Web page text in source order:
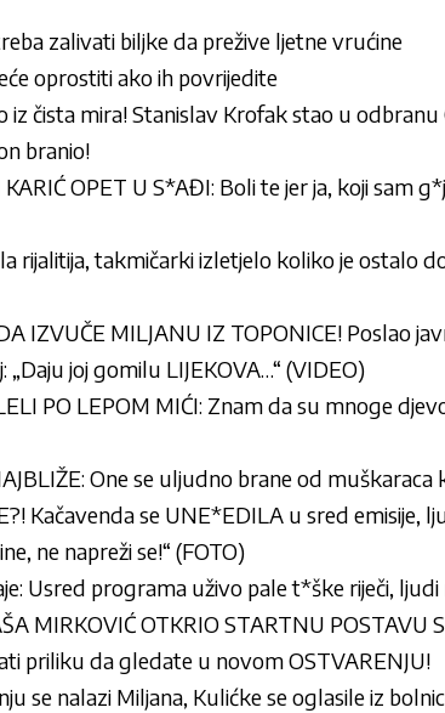
zalivati biljke da prežive ljetne vrućine
oprostiti ako ih povrijedite
iz čista mira! Stanislav Krofak stao u odbranu
branio!
KARIĆ OPET U S*AĐI: Boli te jer ja, koji sam
rijalitija, takmičarki izletjelo koliko je ostalo
IZVUČE MILJANU IZ TOPONICE! Poslao
joj gomilu LIJEKOVA…“ (VIDEO)
PO LEPOM MIĆI: Znam da su mnoge
One se uljudno brane od muškaraca
Kačavenda se UNE*EDILA u sred emisije,
ne napreži se!“ (FOTO)
Usred programa uživo pale t*ške riječi, ljudi
MIRKOVIĆ OTKRIO STARTNU POSTAVU
priliku da gledate u novom OSTVARENJU!
se nalazi Miljana, Kulićke se oglasile iz